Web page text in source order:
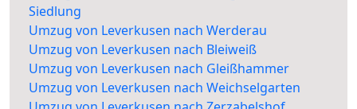
Siedlung
Umzug von Leverkusen nach Werderau
Umzug von Leverkusen nach Bleiweiß
Umzug von Leverkusen nach Gleißhammer
Umzug von Leverkusen nach Weichselgarten